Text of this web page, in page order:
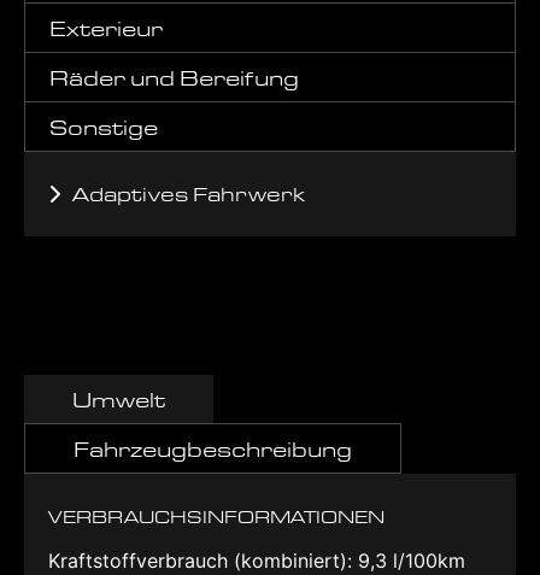
Exterieur
Räder und Bereifung
Sonstige
Adaptives Fahrwerk
Umwelt
Fahrzeugbeschreibung
VERBRAUCHSINFORMATIONEN
Kraftstoffverbrauch (kombiniert): 9,3 l/100km